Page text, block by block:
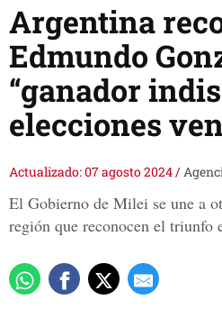
Argentina
Edmundo
“ganador
elecciones
Actualizado: 07 agosto 2024/
El Gobierno de Milei se une a
región que reconocen el triunfo